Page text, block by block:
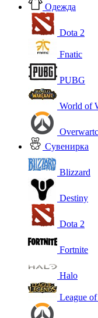
Одежда
Dota 2
Fnatic
PUBG
World of
Сувенирка
Blizzard
Destiny
Dota 2
Fortnite
Halo
League